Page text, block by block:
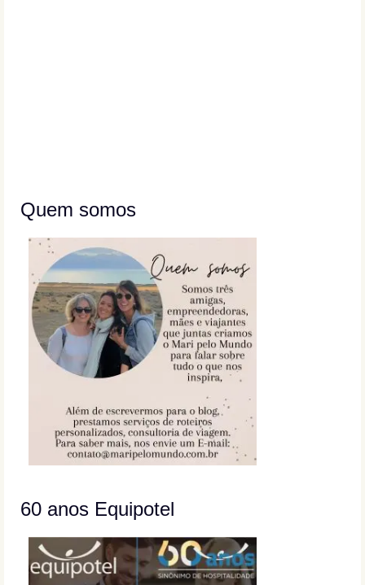
Quem somos
60 anos Equipotel